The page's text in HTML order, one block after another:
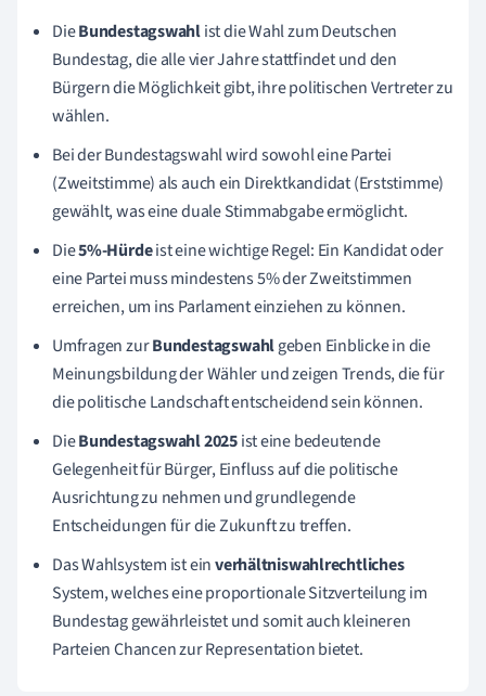
DieBundestagswahlist die Wahl zum Deutschen
Bundestag, die alle vier Jahre stattfindet und den
Bürgern die Möglichkeit gibt, ihre politischen Vertreter zu
wählen.
Bei der Bundestagswahl wird sowohl eine Partei
(Zweitstimme) als auch ein Direktkandidat (Erststimme)
gewählt, was eine duale Stimmabgabe ermöglicht.
Die5%-Hürdeist eine wichtige Regel: Ein Kandidat oder
eine Partei muss mindestens 5% der Zweitstimmen
erreichen, um ins Parlament einziehen zu können.
Umfragen zurBundestagswahlgeben Einblicke in die
Meinungsbildung der Wähler und zeigen Trends, die für
die politische Landschaft entscheidend sein können.
DieBundestagswahl 2025ist eine bedeutende
Gelegenheit für Bürger, Einfluss auf die politische
Ausrichtung zu nehmen und grundlegende
Entscheidungen für die Zukunft zu treffen.
Das Wahlsystem ist einverhältniswahlrechtliches
System, welches eine proportionale Sitzverteilung im
Bundestag gewährleistet und somit auch kleineren
Parteien Chancen zur Representation bietet.